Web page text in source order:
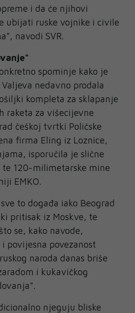
i da će njihovi
ubijati ruske vojnike i civile
navodi SVR.
spominje kako je
nedavno prodala
kompleta za sklapanje
raketa za višecijevne
češkoj tvrtki Poličske
firma Eling iz Loznice,
isporučila je slične
120-milimetarske mine
EMKO.
to događa iako Beograd
pritisak iz Moskve, te
se, kako navode,
povijesna povezanost
naroda danas briše
i kukavičkog
njeguju bliske